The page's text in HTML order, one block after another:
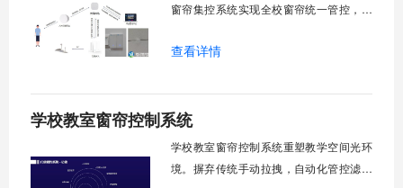
窗帘集控系统实现全校窗帘统一管控，提
能化改造后，一键完成全校窗帘开合，节
生视力健康，营造舒适教学环境。节能减
排效果显著，延长窗帘使用寿命，降低学
查看详情
学校教室窗帘控制系统
学校教室窗帘控制系统重塑教学空间光环
境。摒弃传统手动拉拽，自动化管控滤除